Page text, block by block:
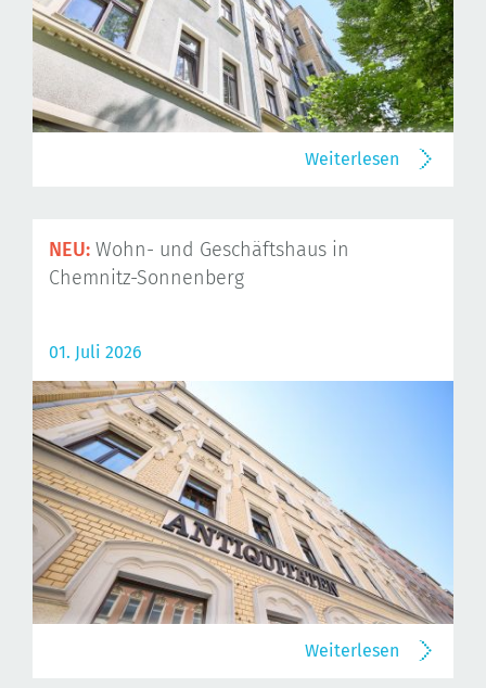
Weiterlesen
NEU: Wohn- und Geschäftshaus in
Chemnitz-Sonnenberg
01. Juli 2026
Weiterlesen